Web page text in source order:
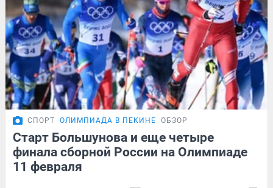
СПОРТ ОЛИМПИАДА В ПЕКИНЕ ОБЗОР
Старт Большунова и еще четыре
финала сборной России на Олимпиаде
11 февраля